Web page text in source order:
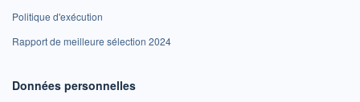
Politique d'exécution
Rapport de meilleure sélection 2024
Données personnelles